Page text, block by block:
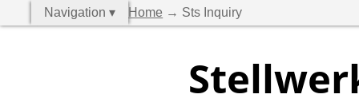
Navigation ▾ Home → Sts Inquiry